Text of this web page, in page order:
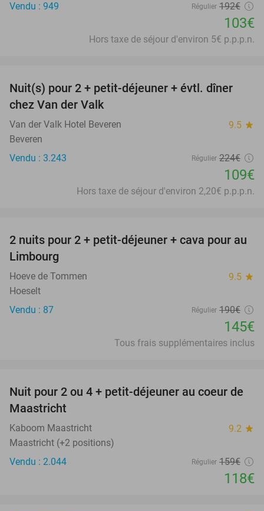
Vendu : 949
Régulier 192€
103€
Hors taxe de séjour d'environ 5€ p.p.p.n.
51%
Nuit(s) pour 2 + petit-déjeuner + évtl. dîner
chez Van der Valk
Van der Valk Hotel Beveren 9.5 star
Beveren
Vendu : 3.243
Régulier 224€
109€
Hors taxe de séjour d'environ 2,20€ p.p.p.n.
24%
2 nuits pour 2 + petit-déjeuner + cava pour au
Limbourg
Hoeve de Tommen 9.5 star
Hoeselt
Vendu : 87
Régulier 190€
145€
Tous frais supplémentaires inclus
26%
Nuit pour 2 ou 4 + petit-déjeuner au coeur de
Maastricht
Kaboom Maastricht 9.2 star
Maastricht (+2 positions)
Vendu : 2.044
Régulier 159€
118€